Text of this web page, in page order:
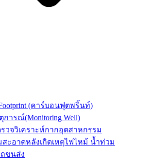
(คาร์บอนฟุตพริ้นท์)
การณ์(Monitoring Well)
วจวิเคราะห์กากอุตสาหกรรม
ะอาดหลังเกิดเหตุไฟไหม้ น้ำท่วม
ขนส่ง